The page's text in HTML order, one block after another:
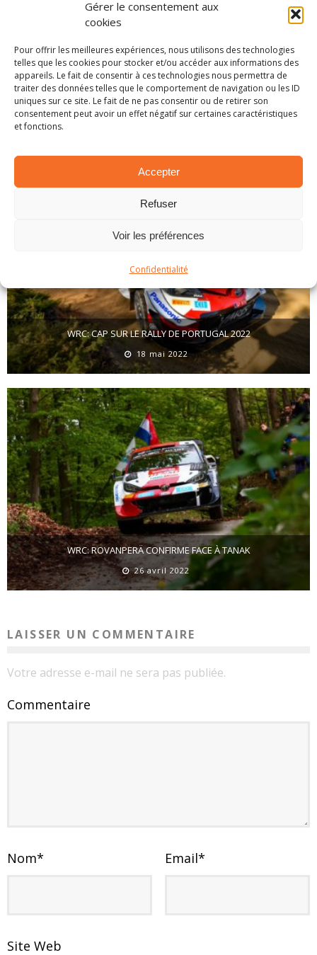
Gérer le consentement aux
cookies
Pour offrir les meilleures expériences, nous utilisons des technologies
telles que les cookies pour stocker et/ou accéder aux informations des
appareils. Le fait de consentir à ces technologies nous permettra de
traiter des données telles que le comportement de navigation ou les ID
uniques sur ce site. Le fait de ne pas consentir ou de retirer son
consentement peut avoir un effet négatif sur certaines caractéristiques
et fonctions.
Accepter
Refuser
Voir les préférences
Confidentialité
PARTAGER SUR:
Tweet
WRC: CAP SUR LE RALLY DE PORTUGAL 2022
18 mai 2022
WRC: ROVANPERÄ CONFIRME FACE À TANAK
26 avril 2022
LAISSER UN COMMENTAIRE
Votre adresse e-mail ne sera pas publiée.
Commentaire
Nom* Email*
Site Web